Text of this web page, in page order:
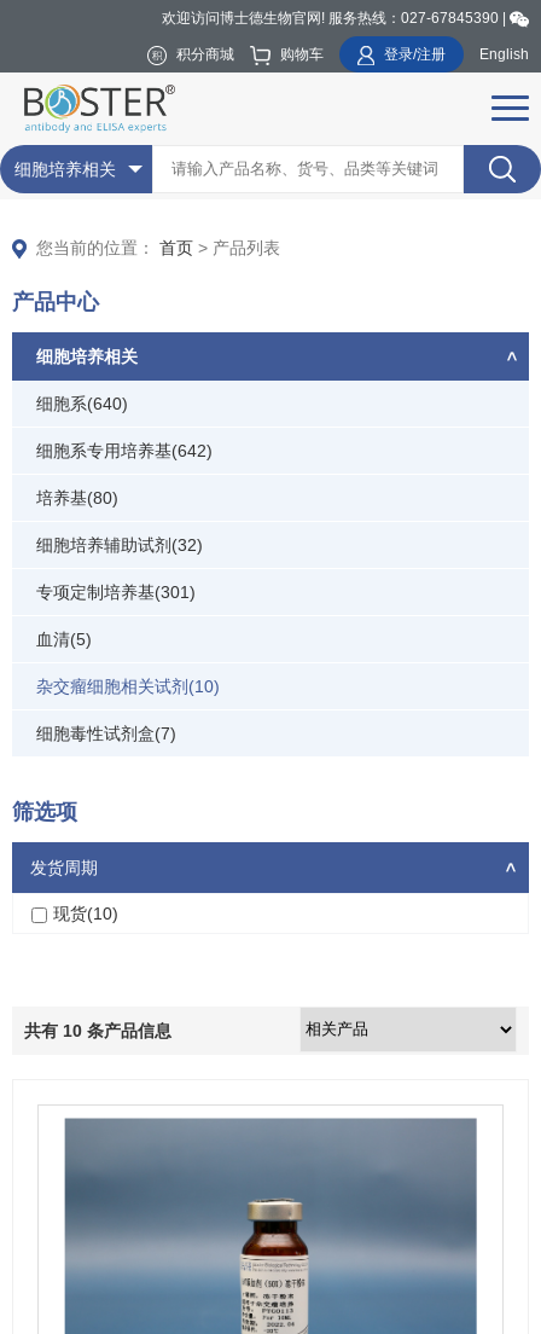
欢迎访问博士德生物官网! 服务热线：027-67845390 |
积分商城 购物车 登录/注册 English
细胞培养相关
您当前的位置： 首页 > 产品列表
产品中心
细胞培养相关
细胞系(640)
细胞系专用培养基(642)
培养基(80)
细胞培养辅助试剂(32)
专项定制培养基(301)
血清(5)
杂交瘤细胞相关试剂(10)
细胞毒性试剂盒(7)
筛选项
发货周期 >
现货(10)
共有 10 条产品信息